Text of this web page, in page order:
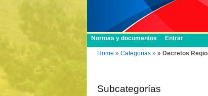
Normas y documentos Entrar
Home » Categorias » » Decretos
Subcategorías